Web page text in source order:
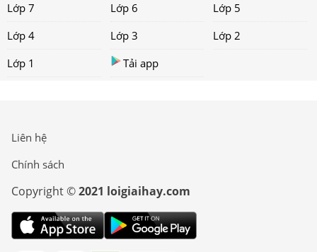
Lớp 7
Lớp 6
Lớp 5
Lớp 4
Lớp 3
Lớp 2
Lớp 1
Tải app
Liên hệ
Chính sách
Copyright ©2021 loigiaihay.com